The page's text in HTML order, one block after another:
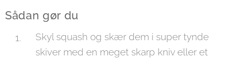
Sådan gør du
Skyl squash og skær dem i super tynde
skiver med en meget skarp kniv eller et